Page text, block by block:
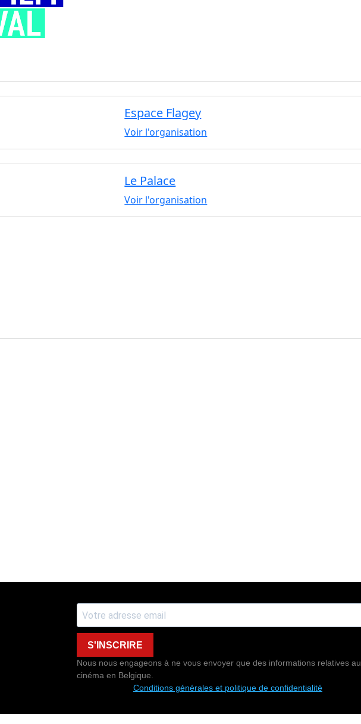
Espace Flagey
Voir l'organisation
Le Palace
Voir l'organisation
S'INSCRIRE
Nous nous engageons à ne vous envoyer que des informations relatives au
cinéma en Belgique.
Conditions générales et politique de confidentialité